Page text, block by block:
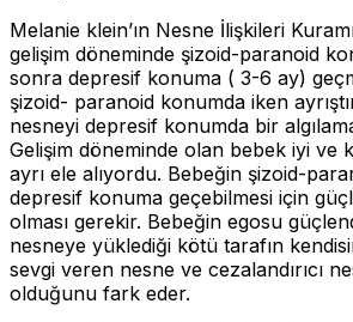
Melanie klein’ın Nesne İlişkileri
gelişim döneminde şizoid-paranoid
sonra depresif konuma ( 3-6 ay)
şizoid- paranoid konumda iken
nesneyi depresif konumda bir
Gelişim döneminde olan bebek iyi ve
ayrı ele alıyordu. Bebeğin şizoid-
depresif konuma geçebilmesi için
olması gerekir. Bebeğin egosu
nesneye yüklediği kötü tarafın
sevgi veren nesne ve cezalandırıcı
olduğunu fark eder.